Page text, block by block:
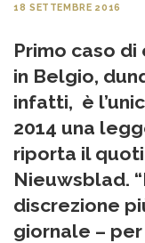
18 SETTEMBRE 2016
Primo caso di
in Belgio,
infatti, è
2014 una
riporta il
Nieuwsblad.
discrezione
giornale –